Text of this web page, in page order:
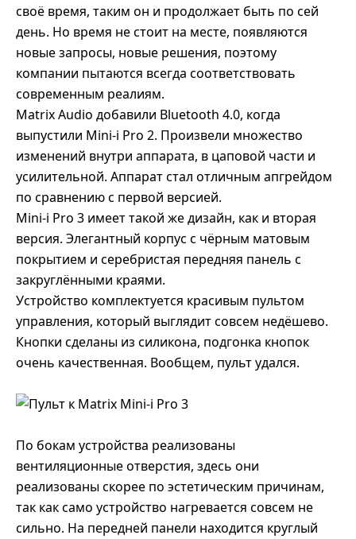
своё время, таким он и продолжает быть по сей
день. Но время не стоит на месте, появляются
новые запросы, новые решения, поэтому
компании пытаются всегда соответствовать
современным реалиям.
Matrix Audio добавили Bluetooth 4.0, когда
выпустили Mini-i Pro 2. Произвели множество
изменений внутри аппарата, в цаповой части и
усилительной. Аппарат стал отличным апгрейдом
по сравнению с первой версией.
Mini-i Pro 3 имеет такой же дизайн, как и вторая
версия. Элегантный корпус с чёрным матовым
покрытием и серебристая передняя панель с
закруглёнными краями.
Устройство комплектуется красивым пультом
управления, который выглядит совсем недёшево.
Кнопки сделаны из силикона, подгонка кнопок
очень качественная. Вообщем, пульт удался.
По бокам устройства реализованы
вентиляционные отверстия, здесь они
реализованы скорее по эстетическим причинам,
так как само устройство нагревается совсем не
сильно. На передней панели находится круглый